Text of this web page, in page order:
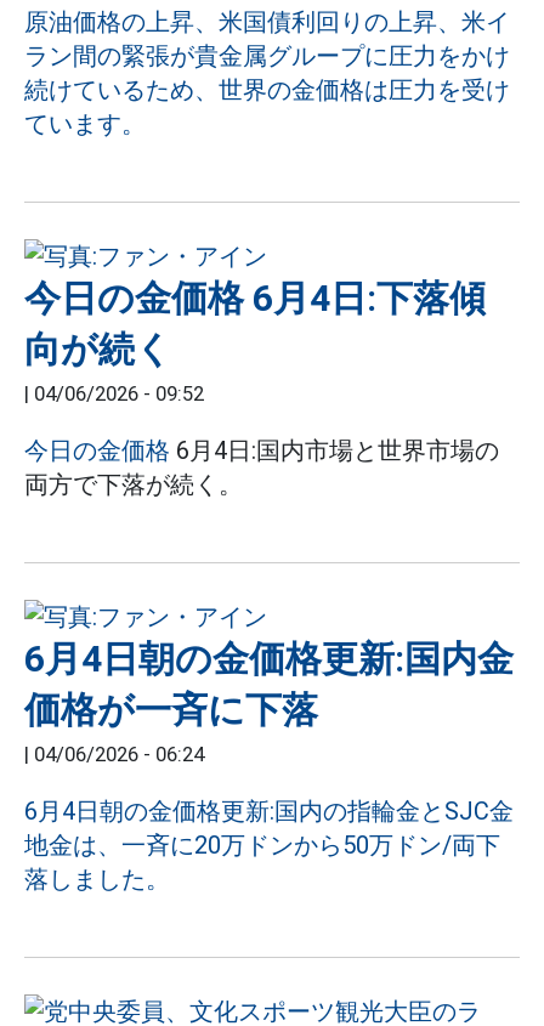
原油価格の上昇、米国債利回りの上昇、米イ
ラン間の緊張が貴金属グループに圧力をかけ
続けているため、世界の金価格は圧力を受け
ています。
今日の金価格 6月4日:下落傾
向が続く
| 04/06/2026 - 09:52
今日の金価格 6月4日:国内市場と世界市場の
両方で下落が続く。
6月4日朝の金価格更新:国内金
価格が一斉に下落
| 04/06/2026 - 06:24
6月4日朝の金価格更新:国内の指輪金とSJC金
地金は、一斉に20万ドンから50万ドン/両下
落しました。